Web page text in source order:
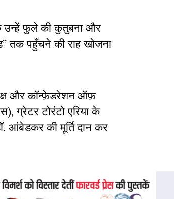
उन्हें फुले की कुतुबना और
तक पहुँचने की राह खोजना
और कॉन्फ़ेडरेशन ऑफ़
ग्रेटर टोरंटो एरिया के
आंबेडकर की मूर्ति दान कर